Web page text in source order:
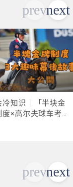
冷知识｜「半块金
度×高尔夫球车考牌